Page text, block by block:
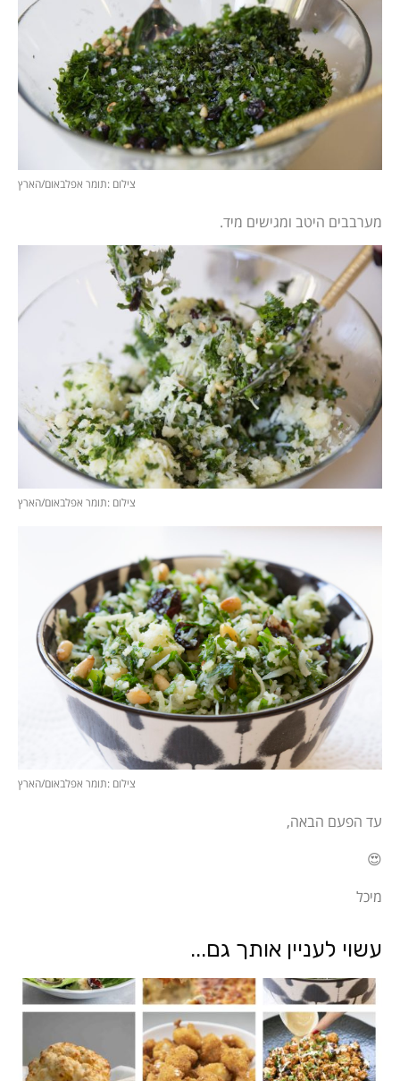
צילום :תומר אפלבאום/הארץ
מערבבים היטב ומגישים מיד.
צילום :תומר אפלבאום/הארץ
צילום :תומר אפלבאום/הארץ
עד הפעם הבאה,
😍
מיכל
עשוי לעניין אותך גם...